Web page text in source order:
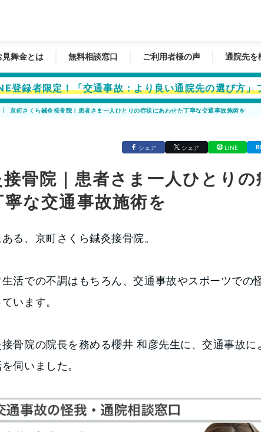
見舞金とは 無料相談窓口 ご利用者様の声 通院先を
登録者限定！「交通事故：より良い通院先の選び方」
京町さくら鍼灸接骨院｜患者さま一人ひとりの症状にあわせた丁寧な交通事故施術を
シェア シェア LINE
骨院｜患者さま一人ひとりの
な交通事故施術を
る、京町さくら鍼灸接骨院。
活での不調はもちろん、交通事故やスポーツでの
います。
骨院の院長を務める櫻井 和彦先生に、交通事故に
伺いました。